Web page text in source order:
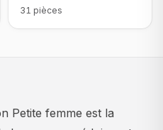
31 pièces
Petite femme est la